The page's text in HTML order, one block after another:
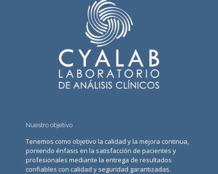
Nuestro objetivo
Tenemos como objetivo la calidad y la mejora continua,
poniendo énfasis en la satisfacción de pacientes y
profesionales mediante la entrega de resultados
confiables con calidad y seguridad garantizadas.